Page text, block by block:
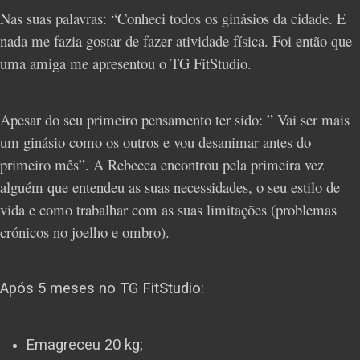
Nas suas palavras: “Conheci todos os ginásios da cidade. E
nada me fazia gostar de fazer atividade física. Foi então que
uma amiga me apresentou o TG FitStudio.
Apesar do seu primeiro pensamento ter sido: ” Vai ser mais
um ginásio como os outros e vou desanimar antes do
primeiro mês”. A Rebecca encontrou pela primeira vez
alguém que entendeu as suas necessidades, o seu estilo de
vida e como trabalhar com as suas limitações (problemas
crónicos no joelho e ombro).
Após 5 meses no TG FitStudio:
Emagreceu 20 kg;